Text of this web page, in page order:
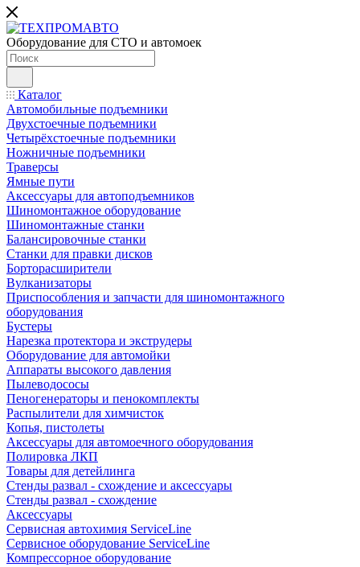
Оборудование для СТО и автомоек
Каталог
Автомобильные подъемники
Двухстоечные подъемники
Четырёхстоечные подъемники
Ножничные подъемники
Траверсы
Ямные пути
Аксессуары для автоподъемников
Шиномонтажное оборудование
Шиномонтажные станки
Балансировочные станки
Станки для правки дисков
Борторасширители
Вулканизаторы
Приспособления и запчасти для шиномонтажного
оборудования
Бустеры
Нарезка протектора и экструдеры
Оборудование для автомойки
Аппараты высокого давления
Пылеводососы
Пеногенераторы и пенокомплекты
Распылители для химчисток
Копья, пистолеты
Аксессуары для автомоечного оборудования
Полировка ЛКП
Товары для детейлинга
Стенды развал - схождение и аксессуары
Стенды развал - схождение
Аксессуары
Сервисная автохимия ServiceLine
Сервисное оборудование ServiceLine
Компрессорное оборудование